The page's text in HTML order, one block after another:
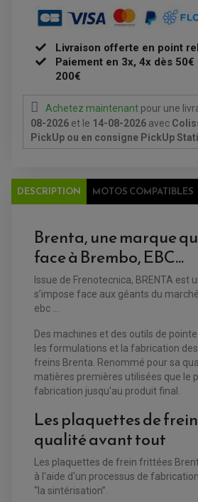
ACCESSOIRE GPS, SMARTPHONE
SELLE CONFORT
SUPPORT TOP CASE
SUPPORT VALISE LATERAL
ÉCHAPPEMENT MOTO
ÉLECTRICITÉ
ACCESSOIRES ELECTRIQUE
CHARGEUR BATTERIE
CLIGNOTANT MOTO
CLIGNOTANT TYPE ORIGINE
DÉMARREUR
FEUX ADDITIONNELS
KIT RECONDITIONNEMENT
POMPE A ESSENCE
REDRESSEUR / REGULATEUR
STATOR
ENTRETIEN MOTO
ATELIER, PADDOCK, STAND
ANTIPARASITE NGK
BOUGIE NGK
FILTRE A HUILE
FILTRE ET ACCESSOIRE ESSENCE
OUTILLAGE
PRODUIT D'ENTRETIEN
ÉCHAPEMENT SCOOTER
ELECTRICITÉ
CLIGNOTANT TYPE ORIGINE
BATTERIE SCOOTER
REDRESSEUR / RÉGULATEUR
ECLAIRAGE SCOOTER
POMPE A ESSENCE
FREINAGE
DISQUE DE FREIN AVANT
ACCESSOIRE + VISSERIE FREINAGE
DISQUE DE FREIN ARRIERE
PLAQUETTE DE FREIN AVANT
PLAQUETTE DE FREIN ARRIERE
REPOSE PIED QUAD
BAGAGERIE / TREUIL /
COFFRE / TOP CASE QUAD
TREUIL ET ATTELAGE QUAD-SSV
ÉCHAPPEMENT QUAD
ÉCHAPPEMENT QUAD
BOUGIE QUAD
FILTRE A AIR BMC QUAD
ÉQUIPEMENT ÉLECTRIQUE
ACCESSOIRES ÉLECTRIQUE ENDURO
PLAQUE PHARE
COMPTEUR D'HEURE
DÉMARREUR
CONDENSATEUR
BOBINE D'ALLUMAGE
COUPE-CONTACT
GUIDE CHAÎNE
PATIN DE BRAS OSCILLANT
PIÈCE MOTEUR
KIT RÉPARATION CARBU
KIT RÉPARATION POMPE A EAU
Livraison offerte en point
Paiement en 3x, 4x dès
200€
Achetez maintenant pour une
08-2026 et le 14-08-2026 avec
PickUp ou en consigne PickUp
DESCRIPTION MOTOS COMPATIBLES
Brenta, une marque
face à Brembo, EBC…
Issue de Frenotecnica, BRENTA est
s’impose face aux géants du
ebc ...
Des machines et des outils de
les formulations et la fabrication
freins Brenta. Renommé pour sa
matières premières utilisées que le
fabrication jusqu'au produit final.
Les plaquettes de
qualité avant tout
Les plaquettes de frein frittées
à l'aide d'un processus de
“la sintérisation”.